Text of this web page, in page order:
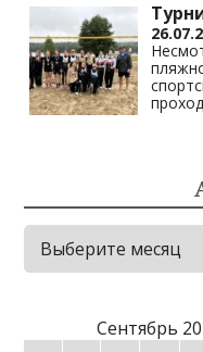
Архивы
Сентябрь